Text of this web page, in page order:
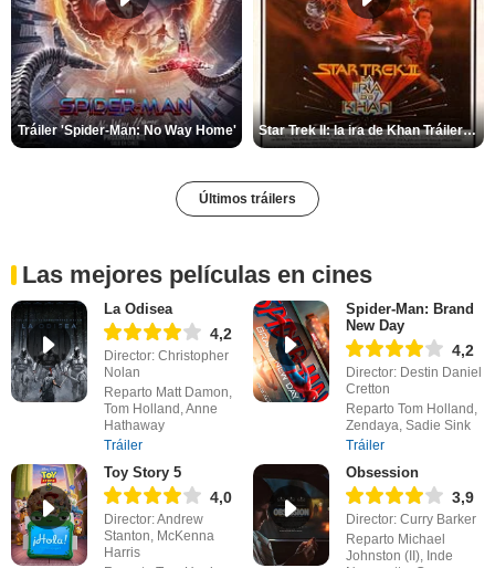
Tráiler 'Spider-Man: No Way Home' Star Trek II: la ira de Khan Tráiler VO
Últimos tráilers
Las mejores películas en cines
La Odisea
4,2
Director: Christopher
Nolan
Reparto Matt Damon,
Tom Holland, Anne
Hathaway
Tráiler
Spider-Man: Brand
New Day
4,2
Director: Destin Daniel
Cretton
Reparto Tom Holland,
Zendaya, Sadie Sink
Tráiler
Toy Story 5
4,0
Director: Andrew
Stanton, McKenna
Harris
Obsession
3,9
Director: Curry Barker
Reparto Michael
Johnston (II), Inde